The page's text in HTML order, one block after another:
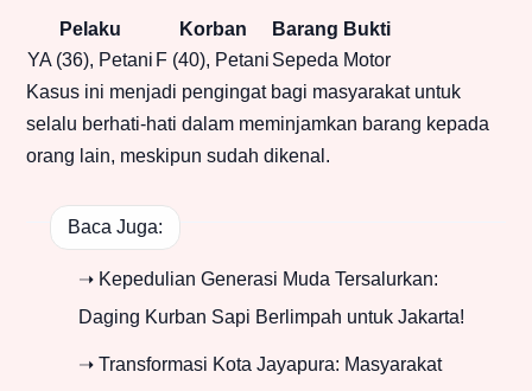
Pelaku Korban
Barang Bukti
YA (36), Petani F (40), Petani Sepeda Motor
Kasus ini menjadi pengingat bagi masyarakat untuk
selalu berhati-hati dalam meminjamkan barang kepada
orang lain, meskipun sudah dikenal.
Baca Juga:
➝ Kepedulian Generasi Muda Tersalurkan:
Daging Kurban Sapi Berlimpah untuk Jakarta!
➝ Transformasi Kota Jayapura: Masyarakat